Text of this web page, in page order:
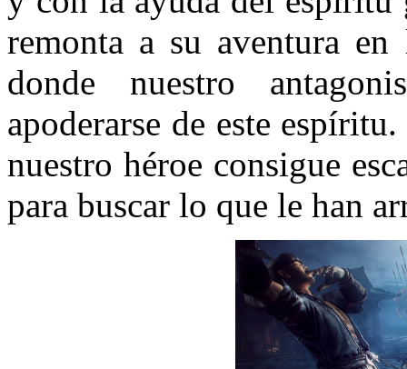
remonta a su aventura
donde nuestro
apoderarse de este
nuestro héroe consigue
para buscar lo que le han